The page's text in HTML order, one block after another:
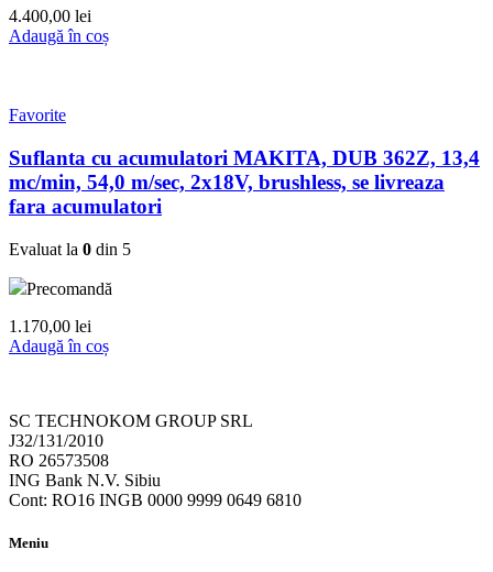
4.400,00 lei
Adaugă în coș
Favorite
Suflanta cu acumulatori MAKITA, DUB 362Z, 13,4
mc/min, 54,0 m/sec, 2x18V, brushless, se livreaza
fara acumulatori
Evaluat la 0 din 5
Precomandă
1.170,00 lei
Adaugă în coș
SC TECHNOKOM GROUP SRL
J32/131/2010
RO 26573508
ING Bank N.V. Sibiu
Cont: RO16 INGB 0000 9999 0649 6810
Meniu